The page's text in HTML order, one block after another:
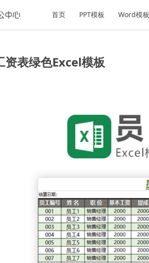
首页 PPT模板 Word模板
资表绿色Excel模板